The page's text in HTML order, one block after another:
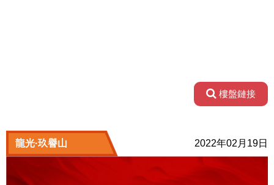
樓盤鏈接
2022年02月19日
龍光·玖譽山